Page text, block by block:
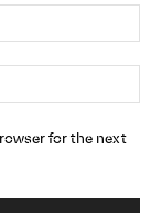
for the next